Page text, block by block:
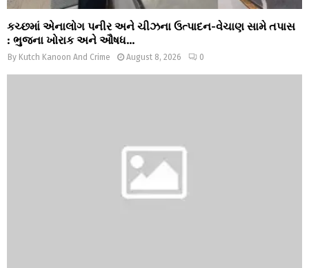
કચ્છમાં એનાલોગ પનીર અને ચીઝના ઉત્પાદન-વેચાણ સામે તપાસ
: ભુજના ખોરાક અને ઔષધ...
By Kutch Kanoon And Crime August 8, 2026 0